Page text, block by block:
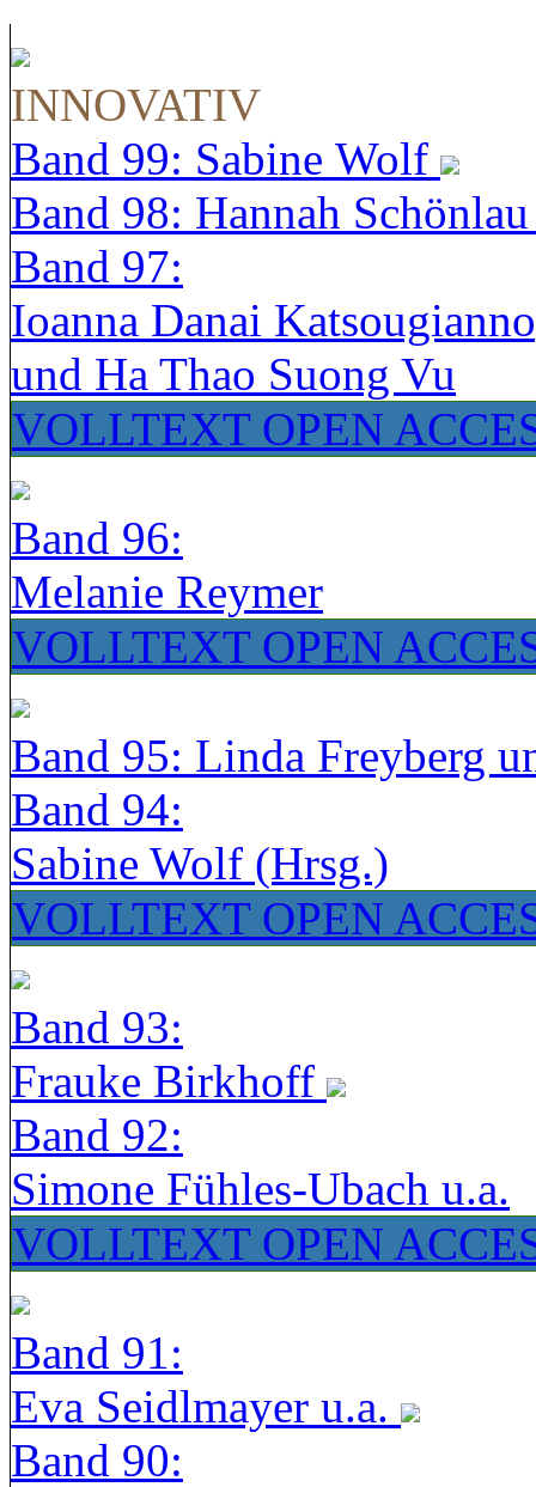
INNOVATIV
Band 99: Sabine Wolf
Band 98: Hannah
Band 97:
Ioanna Danai
und Ha Thao Suong Vu
VOLLTEXT OPEN
Band 96:
Melanie Reymer
VOLLTEXT OPEN
Band 95: Linda Freyberg
Band 94:
Sabine Wolf (Hrsg.)
VOLLTEXT OPEN
Band 93:
Frauke Birkhoff
Band 92:
Simone Fühles-Ubach u.a.
VOLLTEXT OPEN
Band 91:
Eva Seidlmayer u.a.
Band 90: